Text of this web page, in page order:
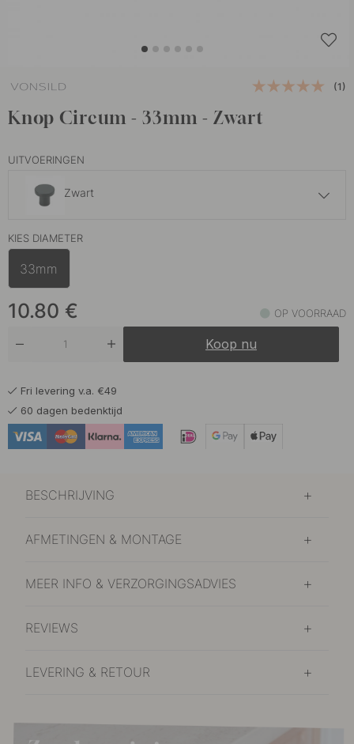
(1)
Knop Circum - 33mm - Zwart
UITVOERINGEN
Zwart
Eiken
Walnoot
KIES DIAMETER
33mm
10.80 € OP VOORRAAD
Koop nu
Fri levering v.a. €49
60 dagen bedenktijd
BESCHRIJVING
AFMETINGEN & MONTAGE
MEER INFO & VERZORGINGSADVIES
REVIEWS
LEVERING & RETOUR